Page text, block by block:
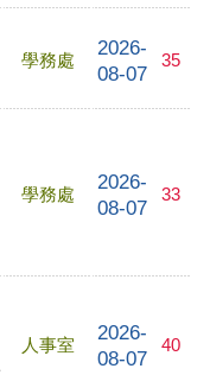
學務處
2026-
08-07
35
學務處
2026-
08-07
33
人事室
2026-
08-07
40